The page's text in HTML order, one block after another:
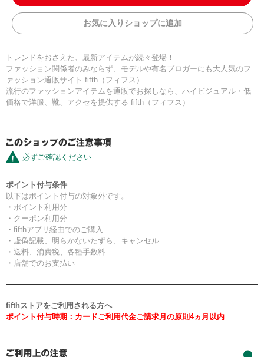
お気に入りショップに追加
トレンドをおさえた、最新アイテムが続々登場！
ファッション関係者のみならず、モデルや有名ブロガーにも大人気のフ
ァッション通販サイト fifth（フィフス）
流行のファッションアイテムを通販でお探しなら、ハイビジュアル・低
価格で洋服、靴、アクセを提供する fifth（フィフス）
必ずご確認ください
ポイント付与条件
以下はポイント付与の対象外です。
・ポイント利用分
・クーポン利用分
・fifthアプリ経由でのご購入
・虚偽記載、明らかないたずら、キャンセル
・送料、消費税、各種手数料
・店舗でのお支払い
fifthストアをご利用される方へ
ポイント付与時期：カードご利用代金ご請求月の原則4ヵ月以内